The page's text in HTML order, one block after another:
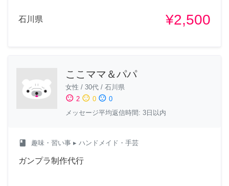
石川県 ¥2,500
ここママ＆パパ
女性 / 30代 / 石川県
sentiment_satisfied 2 sentiment_neutral 0 sentiment_dissatisfied 0
メッセージ平均返信時間: 3日以内
class 趣味・習い事 ▸ ハンドメイド・手芸
ガンプラ制作代行